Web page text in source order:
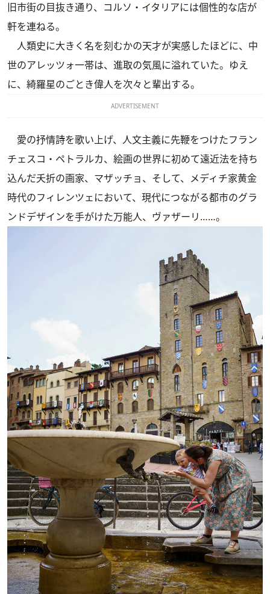
旧市街の目抜き通り、コルソ・イタリアには個性的な店が
軒を連ねる。
人類史に大きく名を刻むかの天才が実感したほどに、中
世のアレッツォ一帯は、進取の気風に溢れていた。ゆえ
に、綺羅星のごとき偉人を次々と輩出する。
ADVERTISEMENT
愛の抒情詩を歌い上げ、人文主義に先鞭をつけたフラン
チェスコ・ペトラルカ、絵画の世界に初めて遠近法を持ち
込んだ夭折の画家、マザッチョ、そして、メディチ家黄金
時代のフィレンツェにおいて、現代につながる都市のグラ
ンドデザインを手がけた万能人、ヴァザーリ……。